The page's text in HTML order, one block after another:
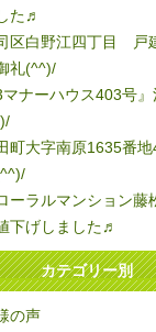
た♬
区白野江四丁目 戸
礼(^^)/
マナーハウス403号
町大字南原1635番
ーラルマンション藤
下げしました♬
カテゴリー別
の声